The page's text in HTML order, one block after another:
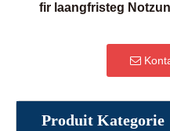
fir laangfristeg
Produit Kategorie